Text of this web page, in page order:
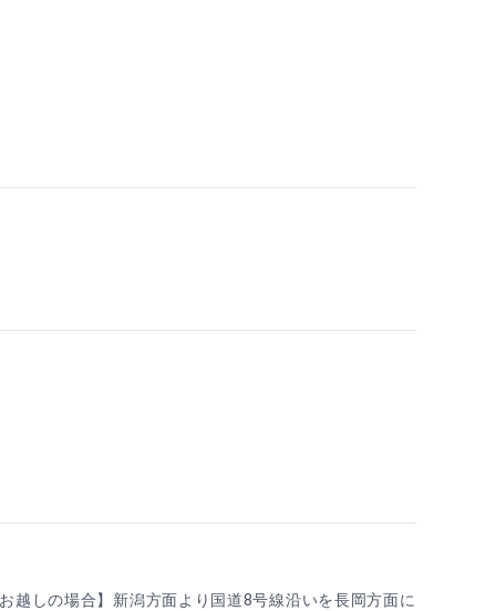
越しの場合】新潟方面より国道8号線沿いを長岡方面に